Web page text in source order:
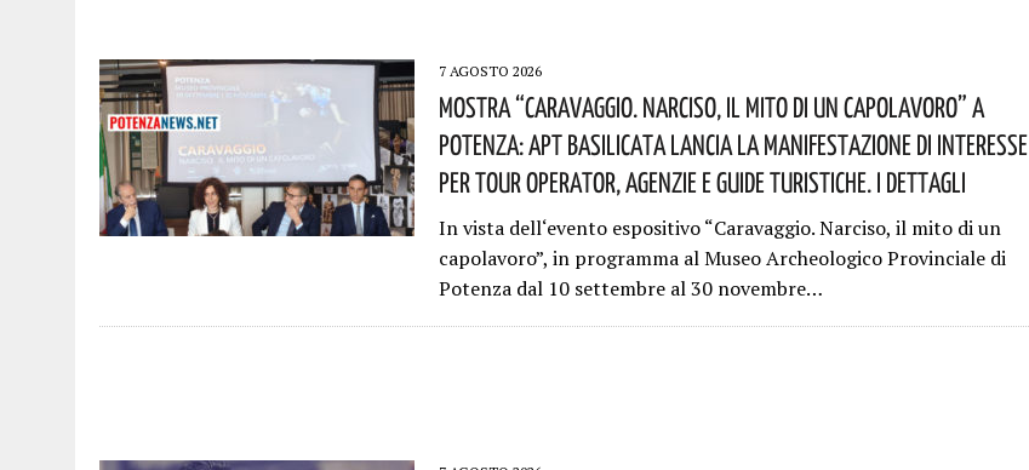
7 AGOSTO 2026
Mostra “Caravaggio. Narciso, Il Mito Di Un Capolavoro” A
Potenza: APT Basilicata Lancia La Manifestazione Di Interesse
Per Tour Operator, Agenzie E Guide Turistiche. I Dettagli
In vista dell‘evento espositivo “Caravaggio. Narciso, il mito di un
capolavoro”, in programma al Museo Archeologico Provinciale di
Potenza dal 10 settembre al 30 novembre…